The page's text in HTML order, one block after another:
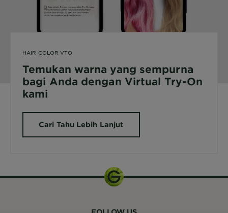
HAIR COLOR VTO
Temukan warna yang sempurna
bagi Anda dengan Virtual Try-On
kami
Cari Tahu Lebih Lanjut